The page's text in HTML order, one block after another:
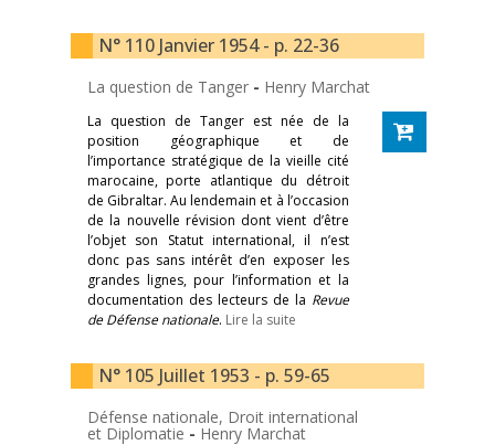
N° 110 Janvier 1954 - p. 22-36
La question de Tanger - Henry Marchat
La question de Tanger est née de la
position géographique et de
l’importance stratégique de la vieille cité
marocaine, porte atlantique du détroit
de Gibraltar. Au lendemain et à l’occasion
de la nouvelle révision dont vient d’être
l’objet son Statut international, il n’est
donc pas sans intérêt d’en exposer les
grandes lignes, pour l’information et la
documentation des lecteurs de la Revue
de Défense nationale. Lire la suite
N° 105 Juillet 1953 - p. 59-65
Défense nationale, Droit international
et Diplomatie - Henry Marchat